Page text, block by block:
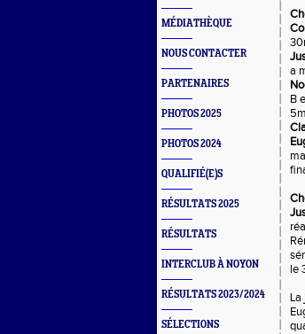
MÉDIATHÈQUE
NOUS CONTACTER
PARTENAIRES
PHOTOS 2025
PHOTOS 2024
QUALIFIÉ(E)S
RÉSULTATS 2025
RÉSULTATS
INTERCLUB À NOYON
RÉSULTATS 2023/2024
SÉLECTIONS
a
B
le
La